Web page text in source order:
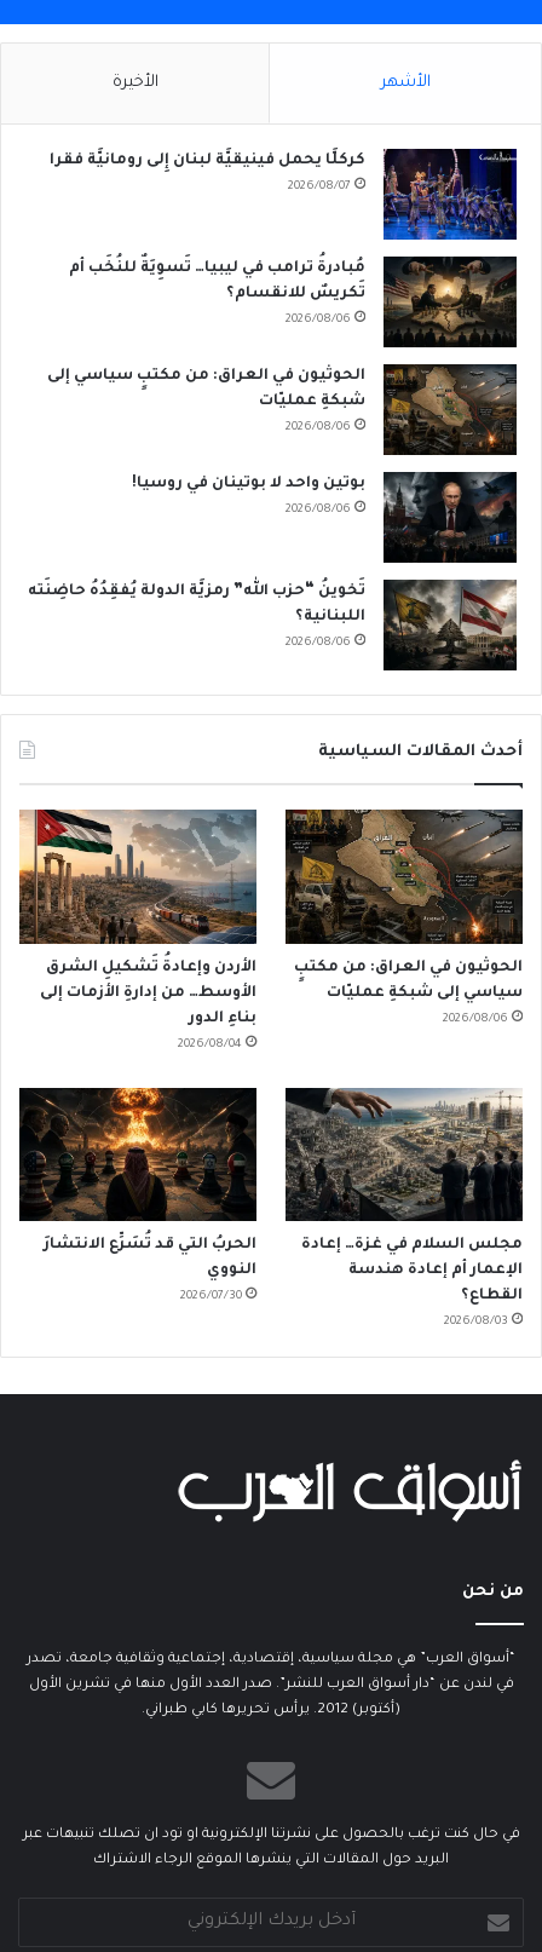
الأشهر الأخيرة
كركلَّا يحمل فينيقيَّة لبنان إِلى رومانيَّة فقرا
2026/08/07
مُبادرةُ ترامب في ليبيا… تَسوِيَةٌ للنُخَب أم
تَكريسٌ للانقسام؟
2026/08/06
الحوثيون في العراق: من مكتبٍ سياسي إلى
شبكةِ عمليّات
2026/08/06
بوتين واحد لا بوتينان في روسيا!
2026/08/06
تَخوينُ “حزب الله” رمزيَّة الدولة يُفقِدُهُ حاضِنَته
اللبنانية؟
2026/08/06
أحدث المقالات السياسية
الحوثيون في العراق: من مكتبٍ
سياسي إلى شبكةِ عمليّات
2026/08/06
الأردن وإعادةُ تَشكيلِ الشرق
الأوسط… من إدارةِ الأزمات إلى
بناءِ الدور
2026/08/04
مجلس السلام في غزة… إعادة
الإعمار أم إعادة هندسة
القطاع؟
2026/08/03
الحربُ التي قد تُسَرِّع الانتشارَ
النووي
2026/07/30
من نحن
“أسواق العرب” هي مجلة سياسية، إقتصادية، إجتماعية وثقافية جامعة، تصدر
في لندن عن “دار أسواق العرب للنشر”. صدر العدد الأول منها في تشرين الأول
(أكتوبر) 2012. يرأس تحريرها كابي طبراني.
في حال كنت ترغب بالحصول على نشرتنا الإلكترونية او تود ان تصلك تنبيهات عبر
البريد حول المقالات التي ينشرها الموقع الرجاء الاشتراك
بريدك